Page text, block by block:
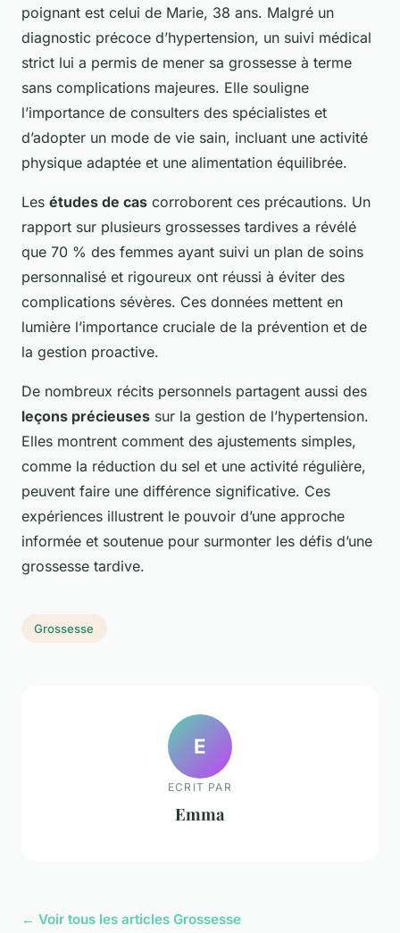
poignant est celui de Marie, 38 ans. Malgré un
diagnostic précoce d’hypertension, un suivi médical
strict lui a permis de mener sa grossesse à terme
sans complications majeures. Elle souligne
l’importance de consulters des spécialistes et
d’adopter un mode de vie sain, incluant une activité
physique adaptée et une alimentation équilibrée.
Les études de cas corroborent ces précautions. Un
rapport sur plusieurs grossesses tardives a révélé
que 70 % des femmes ayant suivi un plan de soins
personnalisé et rigoureux ont réussi à éviter des
complications sévères. Ces données mettent en
lumière l’importance cruciale de la prévention et de
la gestion proactive.
De nombreux récits personnels partagent aussi des
leçons précieuses sur la gestion de l’hypertension.
Elles montrent comment des ajustements simples,
comme la réduction du sel et une activité régulière,
peuvent faire une différence significative. Ces
expériences illustrent le pouvoir d’une approche
informée et soutenue pour surmonter les défis d’une
grossesse tardive.
Grossesse
E
ECRIT PAR
Emma
← Voir tous les articles Grossesse